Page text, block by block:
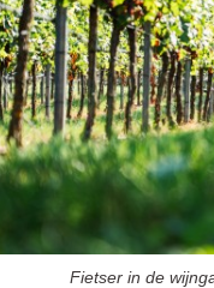
‍Fietser in de